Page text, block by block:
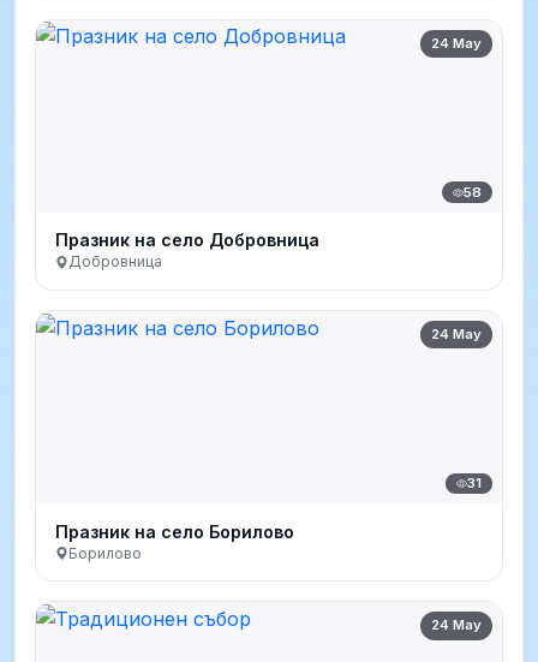
24 May
58
Празник на село Добровница
Добровница
24 May
31
Празник на село Борилово
Борилово
24 May